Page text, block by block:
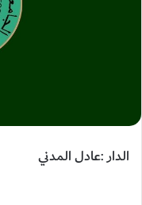
الدار :عادل المدني